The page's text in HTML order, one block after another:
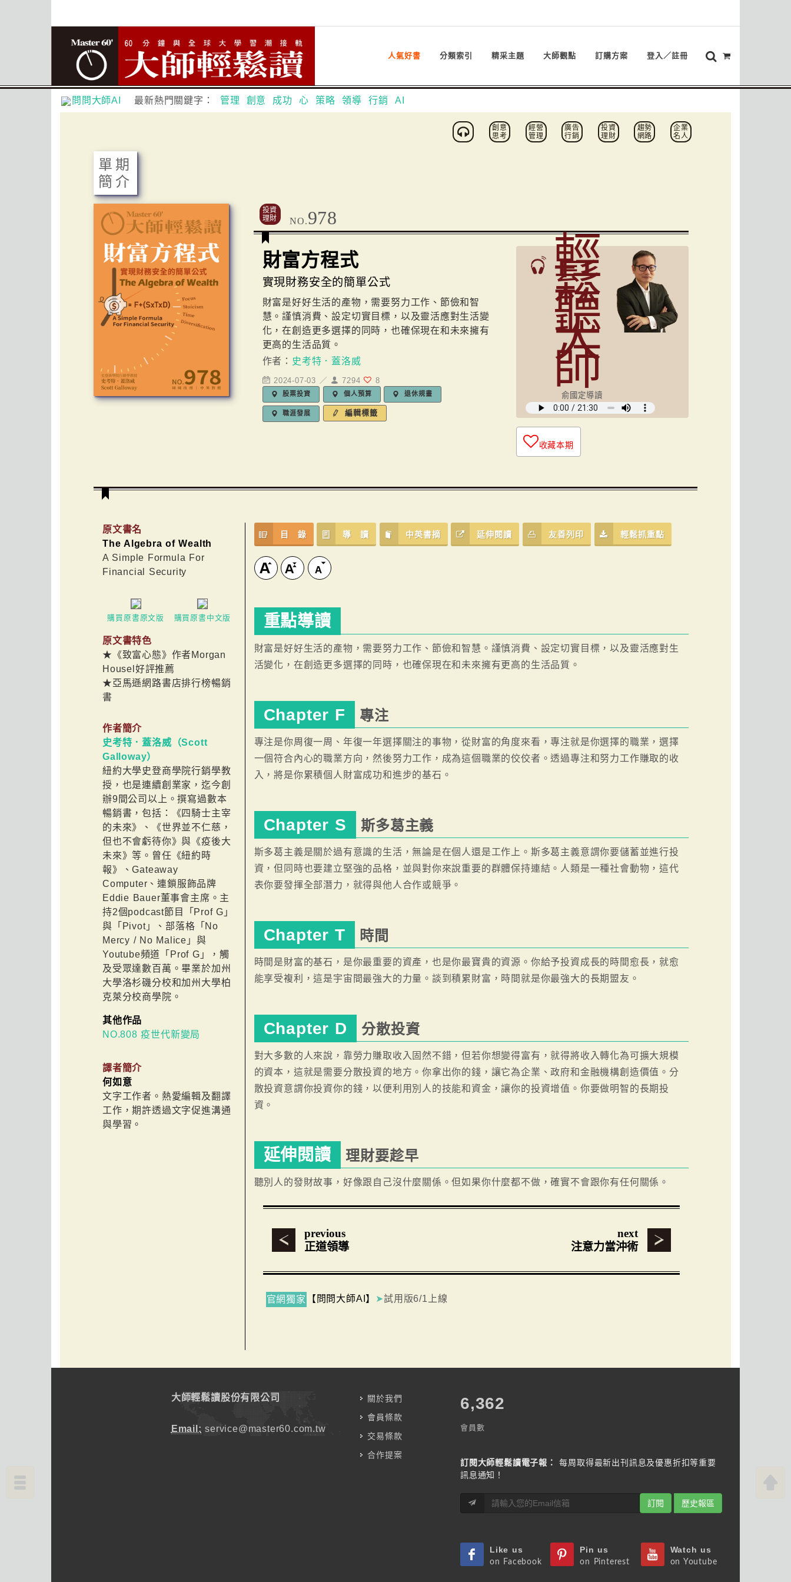
人氣好書 分類索引 精采主題 大師觀點 訂購方案 登入／註冊
問問大師AI 最新熱門關鍵字： 管理 創意 成功 心 策略 領導 行銷 AI
創意
思考
經營
管理
廣告
行銷
投資
理財
趨勢
網路
企業
名人
單期
簡介
投資
理財
NO.978
財富方程式
實現財務安全的簡單公式
財富是好好生活的產物，需要努力工作、節儉和智
慧。謹慎消費、設定切實目標，以及靈活應對生活變
化，在創造更多選擇的同時，也確保現在和未來擁有
更高的生活品質。
作者： 史考特．蓋洛威
2024-07-03 ／ 7294 8
股票投資 個人預算 退休規畫
職涯發展 編輯標籤
輕
鬆
聽
大
師
俞國定導讀
收藏本期
原文書名
The Algebra of Wealth
A Simple Formula For
Financial Security
購買原書原文版 購買原書中文版
原文書特色
★《致富心態》作者Morgan
Housel好評推薦
★亞馬遜網路書店排行榜暢銷
書
作者簡介
史考特．蓋洛威（Scott
Galloway）
紐約大學史登商學院行銷學教
授，也是連續創業家，迄今創
辦9間公司以上。撰寫過數本
暢銷書，包括：《四騎士主宰
的未來》、《世界並不仁慈，
但也不會虧待你》與《疫後大
未來》等。曾任《紐約時
報》、Gateaway
Computer、連鎖服飾品牌
Eddie Bauer董事會主席。主
持2個podcast節目「Prof G」
與「Pivot」、部落格「No
Mercy / No Malice」與
Youtube頻道「Prof G」，觸
及受眾達數百萬。畢業於加州
大學洛杉磯分校和加州大學柏
克萊分校商學院。
其他作品
NO.808 疫世代新變局
譯者簡介
何如意
文字工作者。熱愛編輯及翻譯
工作，期許透過文字促進溝通
與學習。
目 錄 導 讀 中英書摘 延伸閱讀 友善列印 輕鬆抓重點
重點導讀
財富是好好生活的產物，需要努力工作、節儉和智慧。謹慎消費、設定切實目標，以及靈活應對生
活變化，在創造更多選擇的同時，也確保現在和未來擁有更高的生活品質。
Chapter F 專注
專注是你周復一周、年復一年選擇關注的事物，從財富的角度來看，專注就是你選擇的職業，選擇
一個符合內心的職業方向，然後努力工作，成為這個職業的佼佼者。透過專注和努力工作賺取的收
入，將是你累積個人財富成功和進步的基石。
Chapter S 斯多葛主義
斯多葛主義是關於過有意識的生活，無論是在個人還是工作上。斯多葛主義意謂你要儲蓄並進行投
資，但同時也要建立堅強的品格，並與對你來說重要的群體保持連結。人類是一種社會動物，這代
表你要發揮全部潛力，就得與他人合作或競爭。
Chapter T 時間
時間是財富的基石，是你最重要的資產，也是你最寶貴的資源。你給予投資成長的時間愈長，就愈
能享受複利，這是宇宙間最強大的力量。談到積累財富，時間就是你最強大的長期盟友。
Chapter D 分散投資
對大多數的人來說，靠勞力賺取收入固然不錯，但若你想變得富有，就得將收入轉化為可擴大規模
的資本，這就是需要分散投資的地方。你拿出你的錢，讓它為企業、政府和金融機構創造價值。分
散投資意謂你投資你的錢，以便利用別人的技能和資金，讓你的投資增值。你要做明智的長期投
資。
延伸閱讀 理財要趁早
聽別人的發財故事，好像跟自己沒什麼關係。但如果你什麼都不做，確實不會跟你有任何關係。
previous
正道領導
next
注意力當沖術
官網獨家 【問問大師AI】 ➤試用版6/1上線
大師輕鬆讀股份有限公司
Email: service@master60.com.tw
關於我們
會員條款
交易條款
合作提案
7,787
會員數
訂閱大師輕鬆讀電子報：
每周取得最新出刊訊息及優惠折扣等重要
訊息通知！
訂閱 歷史報區
Like us
on Facebook
Pin us
on Pinterest
Watch us
on Youtube